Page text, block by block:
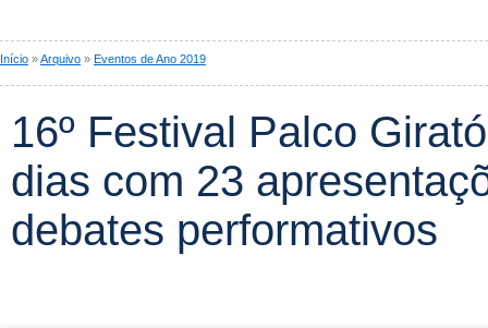
Início »Arquivo » Eventos de Ano 2019
16º Festival Palco
dias com 23
debates performativos